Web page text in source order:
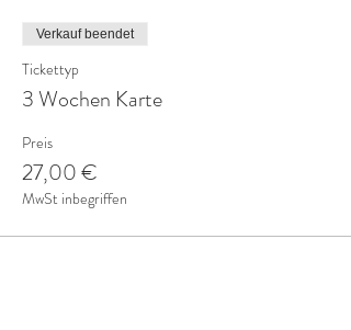
Verkauf beendet
Tickettyp
3 Wochen Karte
Preis
27,00 €
MwSt inbegriffen